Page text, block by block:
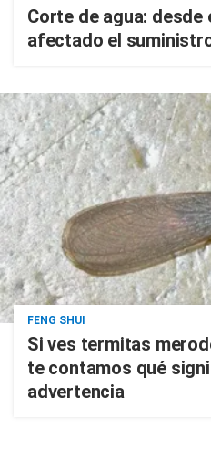
Corte de agua:
afectado el
FENG SHUI
Si ves termitas
te contamos qué
advertencia